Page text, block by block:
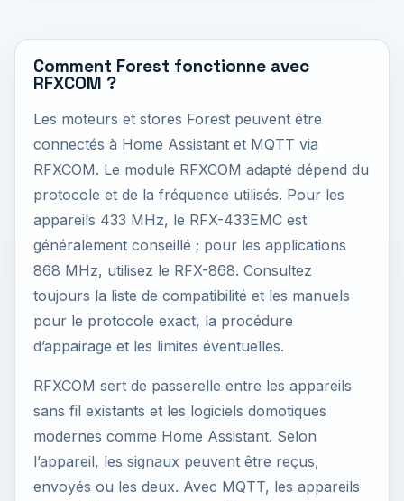
Comment Forest fonctionne avec
RFXCOM ?
Les moteurs et stores Forest peuvent être
connectés à Home Assistant et MQTT via
RFXCOM. Le module RFXCOM adapté dépend du
protocole et de la fréquence utilisés. Pour les
appareils 433 MHz, le RFX-433EMC est
généralement conseillé ; pour les applications
868 MHz, utilisez le RFX-868. Consultez
toujours la liste de compatibilité et les manuels
pour le protocole exact, la procédure
d’appairage et les limites éventuelles.
RFXCOM sert de passerelle entre les appareils
sans fil existants et les logiciels domotiques
modernes comme Home Assistant. Selon
l’appareil, les signaux peuvent être reçus,
envoyés ou les deux. Avec MQTT, les appareils